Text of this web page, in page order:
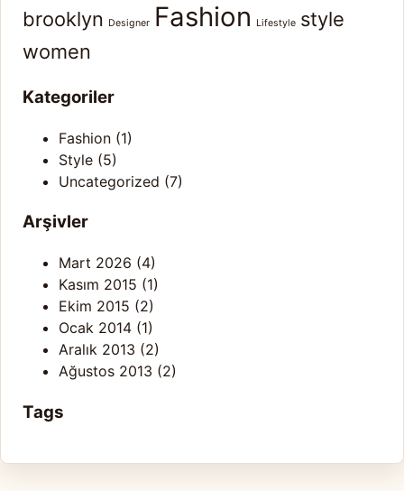
brooklyn Designer Fashion Lifestyle style
women
Kategoriler
Fashion (1)
Style (5)
Uncategorized (7)
Arşivler
Mart 2026 (4)
Kasım 2015 (1)
Ekim 2015 (2)
Ocak 2014 (1)
Aralık 2013 (2)
Ağustos 2013 (2)
Tags